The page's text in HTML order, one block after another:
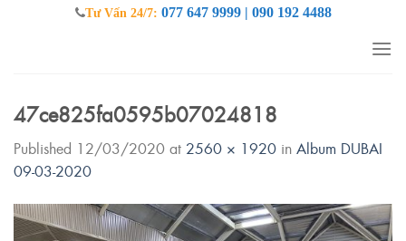
Tư Vấn 24/7: 077 647 9999 | 090 192 4488
47ce825fa0595b07024818
Published 12/03/2020 at 2560 × 1920 in Album DUBAI
09-03-2020